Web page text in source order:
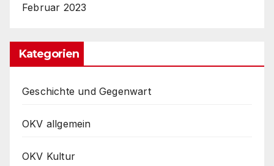
Februar 2023
Kategorien
Geschichte und Gegenwart
OKV allgemein
OKV Kultur